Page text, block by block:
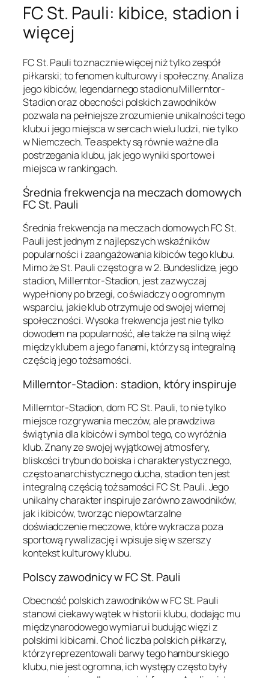
FC St. Pauli: kibice, stadion i
więcej
FC St. Pauli to znacznie więcej niż tylko zespół
piłkarski; to fenomen kulturowy i społeczny. Analiza
jego kibiców, legendarnego stadionu Millerntor-
Stadion oraz obecności polskich zawodników
pozwala na pełniejsze zrozumienie unikalności tego
klubu i jego miejsca w sercach wielu ludzi, nie tylko
w Niemczech. Te aspekty są równie ważne dla
postrzegania klubu, jak jego wyniki sportowe i
miejsca w rankingach.
Średnia frekwencja na meczach domowych
FC St. Pauli
Średnia frekwencja na meczach domowych FC St.
Pauli jest jednym z najlepszych wskaźników
popularności i zaangażowania kibiców tego klubu.
Mimo że St. Pauli często gra w 2. Bundeslidze, jego
stadion, Millerntor-Stadion, jest zazwyczaj
wypełniony po brzegi, co świadczy o ogromnym
wsparciu, jakie klub otrzymuje od swojej wiernej
społeczności. Wysoka frekwencja jest nie tylko
dowodem na popularność, ale także na silną więź
między klubem a jego fanami, którzy są integralną
częścią jego tożsamości.
Millerntor-Stadion: stadion, który inspiruje
Millerntor-Stadion, dom FC St. Pauli, to nie tylko
miejsce rozgrywania meczów, ale prawdziwa
świątynia dla kibiców i symbol tego, co wyróżnia
klub. Znany ze swojej wyjątkowej atmosfery,
bliskości trybun do boiska i charakterystycznego,
często anarchistycznego ducha, stadion ten jest
integralną częścią tożsamości FC St. Pauli. Jego
unikalny charakter inspiruje zarówno zawodników,
jak i kibiców, tworząc niepowtarzalne
doświadczenie meczowe, które wykracza poza
sportową rywalizację i wpisuje się w szerszy
kontekst kulturowy klubu.
Polscy zawodnicy w FC St. Pauli
Obecność polskich zawodników w FC St. Pauli
stanowi ciekawy wątek w historii klubu, dodając mu
międzynarodowego wymiaru i budując więzi z
polskimi kibicami. Choć liczba polskich piłkarzy,
którzy reprezentowali barwy tego hamburskiego
klubu, nie jest ogromna, ich występy często były